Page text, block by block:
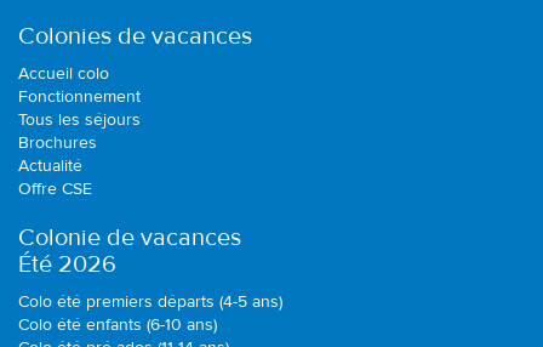
Colonies de vacances
Accueil colo
Fonctionnement
Tous les séjours
Brochures
Actualité
Offre CSE
Colonie de vacances
Été 2026
Colo été premiers départs (4-5 ans)
Colo été enfants (6-10 ans)